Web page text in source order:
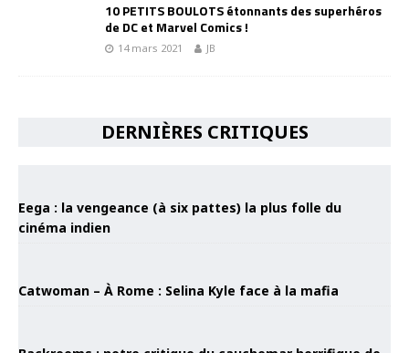
10 PETITS BOULOTS étonnants des superhéros
de DC et Marvel Comics !
14 mars 2021 JB
DERNIÈRES CRITIQUES
Eega : la vengeance (à six pattes) la plus folle du
cinéma indien
Catwoman – À Rome : Selina Kyle face à la mafia